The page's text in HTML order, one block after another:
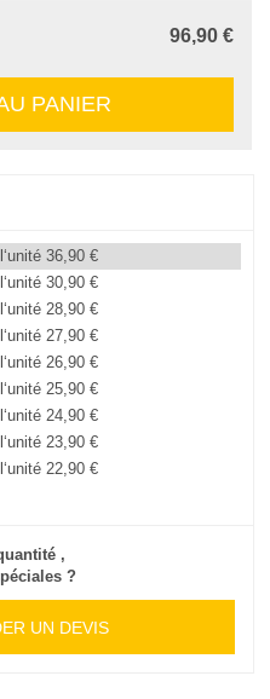
96,90 €
PANIER
l‘unité36,90 €
l‘unité30,90 €
l‘unité28,90 €
l‘unité27,90 €
l‘unité26,90 €
l‘unité25,90 €
l‘unité24,90 €
l‘unité23,90 €
l‘unité22,90 €
,
?
UN DEVIS